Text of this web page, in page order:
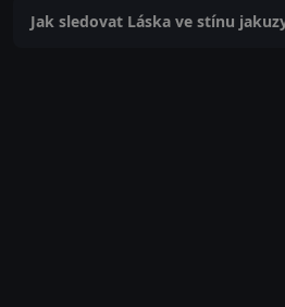
Jak sledovat Láska ve stínu